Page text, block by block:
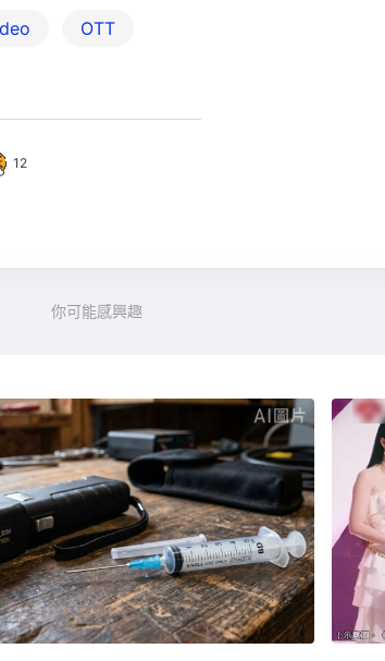
OTT
12
你可能感興趣